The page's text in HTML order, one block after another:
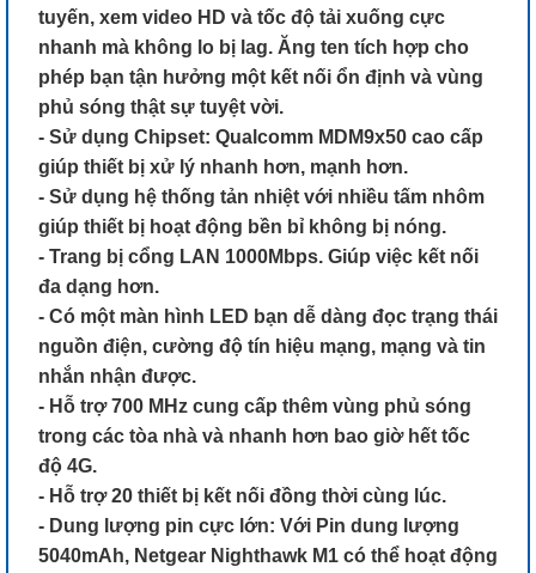
tuyến, xem video HD và tốc độ tải xuống cực
nhanh mà không lo bị lag. Ăng ten tích hợp cho
phép bạn tận hưởng một kết nối ổn định và vùng
phủ sóng thật sự tuyệt vời.
- Sử dụng Chipset: Qualcomm MDM9x50 cao cấp
giúp thiết bị xử lý nhanh hơn, mạnh hơn.
- Sử dụng hệ thống tản nhiệt với nhiều tấm nhôm
giúp thiết bị hoạt động bền bỉ không bị nóng.
- Trang bị cổng LAN 1000Mbps. Giúp việc kết nối
đa dạng hơn.
- Có một màn hình LED bạn dễ dàng đọc trạng thái
nguồn điện, cường độ tín hiệu mạng, mạng và tin
nhắn nhận được.
- Hỗ trợ 700 MHz cung cấp thêm vùng phủ sóng
trong các tòa nhà và nhanh hơn bao giờ hết tốc
độ 4G.
- Hỗ trợ 20 thiết bị kết nối đồng thời cùng lúc.
- Dung lượng pin cực lớn: Với Pin dung lượng
5040mAh, Netgear Nighthawk M1 có thể hoạt động